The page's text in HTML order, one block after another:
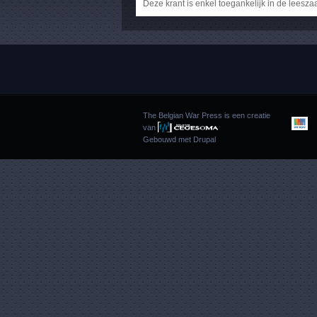
Deze krant is enkel toegankelijk in de
The Belgian War Press is een creatie
van
Gebouwd met Drupal